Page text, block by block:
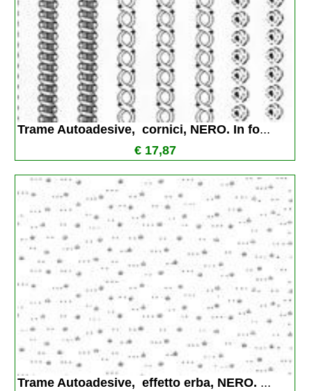
Trame Autoadesive,  cornici, NERO. In fo...
€ 17,87
Trame Autoadesive,  effetto erba, NERO. ...